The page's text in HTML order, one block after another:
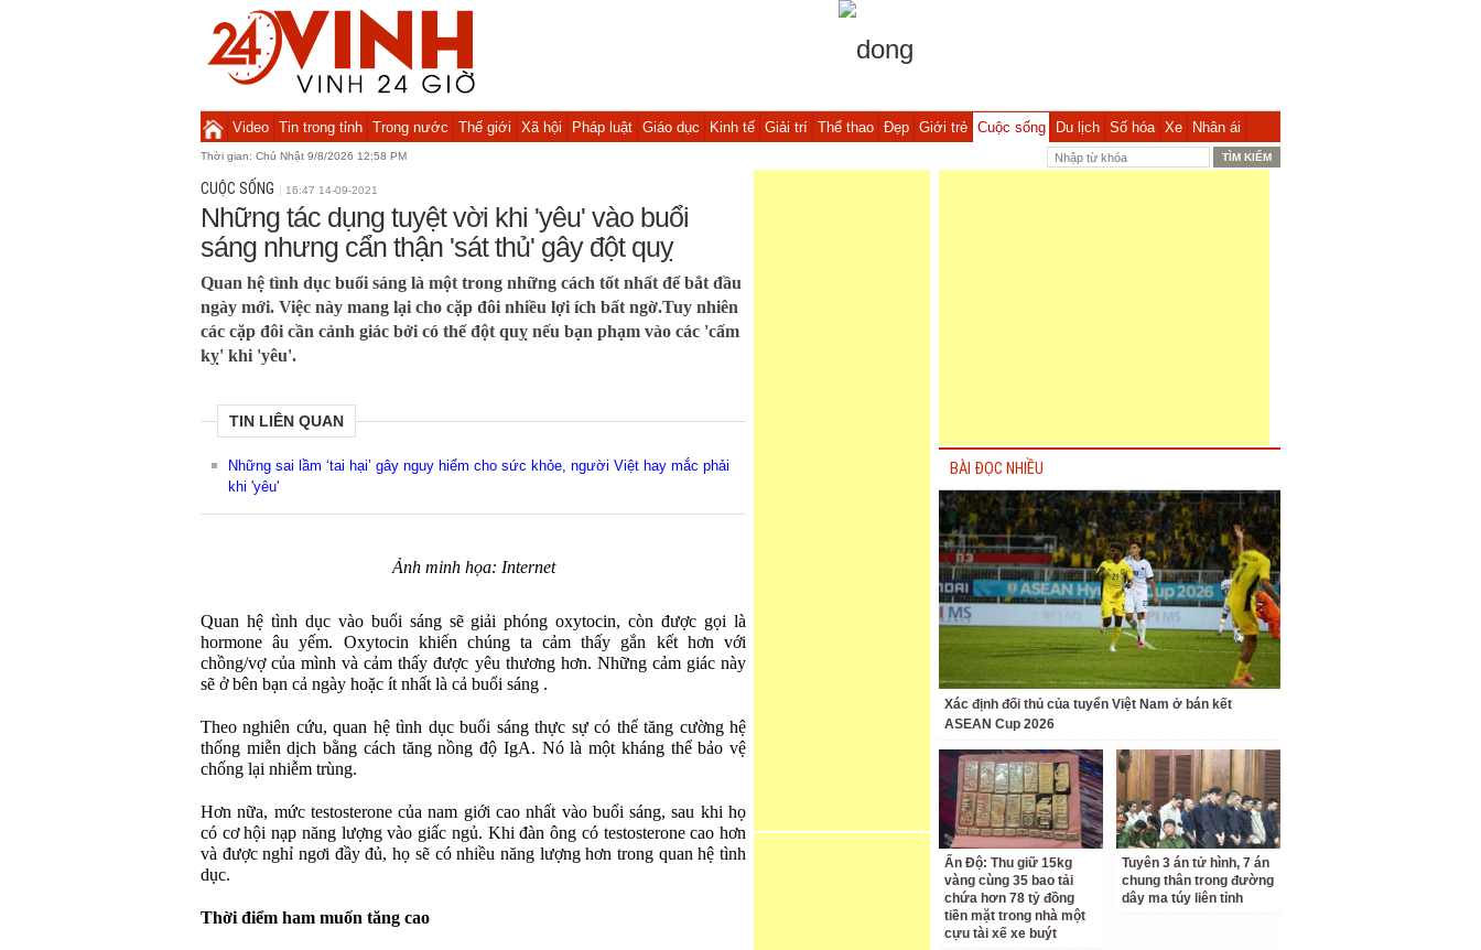
Video Tin trong tỉnh Trong nước Thế giới Xã hội Pháp luật Giáo dục Kinh tế Giải trí Thể thao Đẹp Giới trẻ Cuộc sống Du lịch Số hóa Xe Nhân ái
Thời gian: Chủ Nhật 9/8/2026 12:58 PM
CUỘC SỐNG 16:47 14-09-2021
Những tác dụng tuyệt vời khi 'yêu' vào buổi
sáng nhưng cẩn thận 'sát thủ' gây đột quỵ
Quan hệ tình dục buổi sáng là một trong những cách tốt nhất để bắt đầu
ngày mới. Việc này mang lại cho cặp đôi nhiều lợi ích bất ngờ.Tuy nhiên
các cặp đôi cần cảnh giác bởi có thể đột quỵ nếu bạn phạm vào các 'cấm
kỵ' khi 'yêu'.
TIN LIÊN QUAN
Những sai lầm ‘tai hại’ gây nguy hiểm cho sức khỏe, người Việt hay mắc phải
khi 'yêu'
Ảnh minh họa: Internet
Quan hệ tình dục vào buổi sáng sẽ giải phóng oxytocin, còn được gọi là
hormone âu yếm. Oxytocin khiến chúng ta cảm thấy gắn kết hơn với
chồng/vợ của mình và cảm thấy được yêu thương hơn. Những cảm giác này
sẽ ở bên bạn cả ngày hoặc ít nhất là cả buổi sáng .
Theo nghiên cứu, quan hệ tình dục buổi sáng thực sự có thể tăng cường hệ
thống miễn dịch bằng cách tăng nồng độ IgA. Nó là một kháng thể bảo vệ
chống lại nhiễm trùng.
Hơn nữa, mức testosterone của nam giới cao nhất vào buổi sáng, sau khi họ
có cơ hội nạp năng lượng vào giấc ngủ. Khi đàn ông có testosterone cao hơn
và được nghỉ ngơi đầy đủ, họ sẽ có nhiều năng lượng hơn trong quan hệ tình
dục.
Thời điểm ham muốn tăng cao
BÀI ĐỌC NHIỀU
Xác định đối thủ của tuyển Việt Nam ở bán kết
ASEAN Cup 2026
Ấn Độ: Thu giữ 15kg
vàng cùng 35 bao tải
chứa hơn 78 tỷ đồng
tiền mặt trong nhà một
cựu tài xế xe buýt
Tuyên 3 án tử hình, 7 án
chung thân trong đường
dây ma túy liên tỉnh